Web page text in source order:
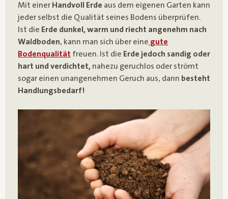
Mit einer Handvoll Erde aus dem eigenen Garten kann
jeder selbst die Qualität seines Bodens überprüfen.
Ist die Erde dunkel, warm und riecht angenehm nach
Waldboden, kann man sich über eine gute
Bodenqualität freuen. Ist die Erde jedoch sandig oder
hart und verdichtet, nahezu geruchlos oder strömt
sogar einen unangenehmen Geruch aus, dann besteht
Handlungsbedarf!